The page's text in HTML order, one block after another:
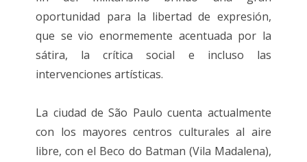
oportunidad para la libertad de expresión,
que se vio enormemente acentuada por la
sátira, la crítica social e incluso las
intervenciones artísticas.
La ciudad de São Paulo cuenta actualmente
con los mayores centros culturales al aire
libre, con el Beco do Batman (Vila Madalena),